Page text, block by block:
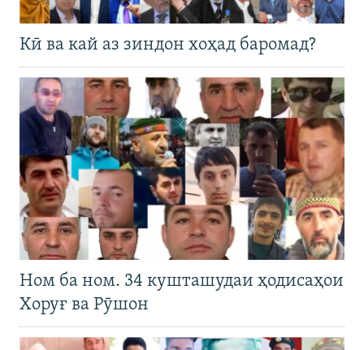
Кӣ ва кай аз зиндон хоҳад баромад?
Ном ба ном. 34 кушташудаи ҳодисаҳои
Хоруғ ва Рӯшон